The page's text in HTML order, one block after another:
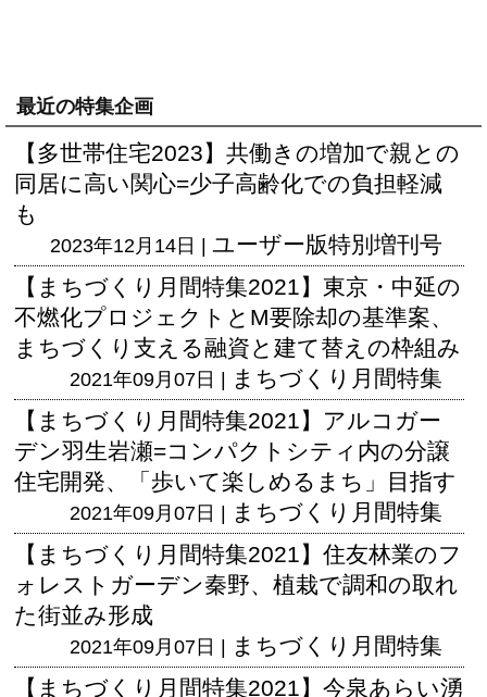
最近の特集企画
【多世帯住宅2023】共働きの増加で親との
同居に高い関心=少子高齢化での負担軽減
も
2023年12月14日 | ユーザー版特別増刊号
【まちづくり月間特集2021】東京・中延の
不燃化プロジェクトとM要除却の基準案、
まちづくり支える融資と建て替えの枠組み
2021年09月07日 | まちづくり月間特集
【まちづくり月間特集2021】アルコガー
デン羽生岩瀬=コンパクトシティ内の分譲
住宅開発、「歩いて楽しめるまち」目指す
2021年09月07日 | まちづくり月間特集
【まちづくり月間特集2021】住友林業のフ
ォレストガーデン秦野、植栽で調和の取れ
た街並み形成
2021年09月07日 | まちづくり月間特集
【まちづくり月間特集2021】今泉あらい湧